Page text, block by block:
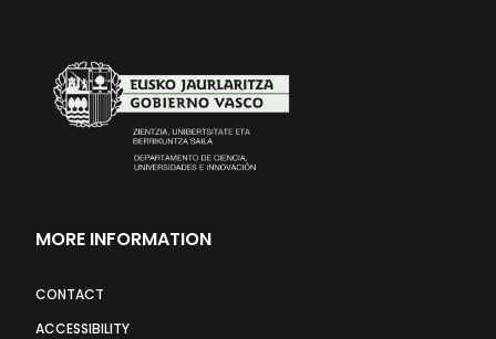
MORE INFORMATION
CONTACT
ACCESSIBILITY